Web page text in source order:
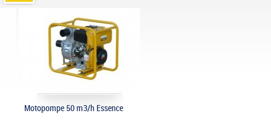
Motopompe 50 m3/h Essence